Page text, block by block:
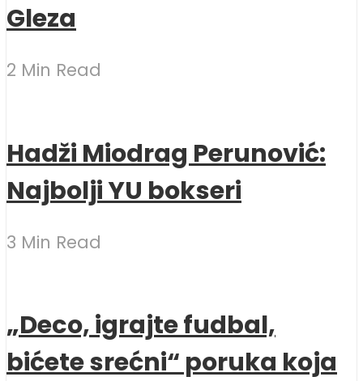
Gleza
2 Min Read
Hadži Miodrag Perunović:
Najbolji YU bokseri
3 Min Read
„Deco, igrajte fudbal,
bićete srećni“ poruka koja